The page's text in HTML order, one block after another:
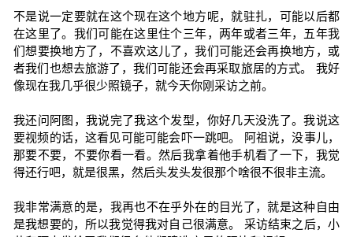
不是说一定要就在这个现在这个地方呢，就驻扎，可能以后都
在这里了。我们可能在这里住个三年，两年或者三年，五年我
们想要换地方了，不喜欢这儿了，我们可能还会再换地方，或
者我们也想去旅游了，我们可能还会再采取旅居的方式。 我好
像现在我几乎很少照镜子，就今天你刚采访之前。
我还问阿图，我说完了我这个发型，你好几天没洗了。我说这
要视频的话，这看见可能可能会吓一跳吧。 阿祖说，没事儿，
那要不要，不要你看一看。然后我拿着他手机看了一下，我觉
得还行吧，就是很黑，然后头发头发很那个啥很不很非主流。
我非常满意的是，我再也不在乎外在的目光了，就是这种自由
是我想要的，所以我觉得我对自己很满意。 采访结束之后，小